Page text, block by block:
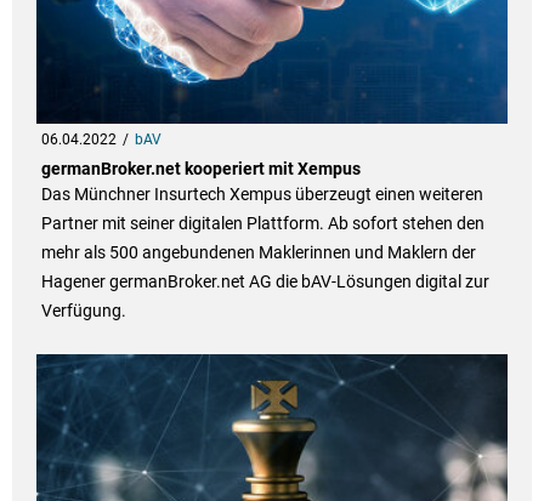
06.04.2022 bAV
germanBroker.net kooperiert mit Xempus
Das Münchner Insurtech Xempus überzeugt einen weiteren
Partner mit seiner digitalen Plattform. Ab sofort stehen den
mehr als 500 angebundenen Maklerinnen und Maklern der
Hagener germanBroker.net AG die bAV-Lösungen digital zur
Verfügung.